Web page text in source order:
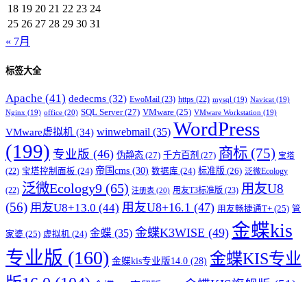
18 19 20 21 22 23 24
25 26 27 28 29 30 31
« 7月
标签大全
Apache (41) dedecms (32) EwoMail (23) https (22) mysql (19) Navicat (19)
Nginx (19) office (20) SQL Server(27) VMware (25) VMware Workstation (19)
VMware虚拟机 (34) winwebmail (35) WordPress
(199) 专业版 (46) 伪静态 (27) 千方百剂 (27) 商标 (75) 宝塔
(22) 宝塔控制面板 (24) 帝国cms (30) 数据库 (24) 标准版 (26) 泛微Ecology
(22) 泛微Ecology9 (65) 注册表 (20) 用友T3标准版 (23) 用友U8
(56) 用友U8+13.0 (44) 用友U8+16.1 (47) 用友畅捷通T+ (25) 管
家婆 (25) 虚拟机 (24) 金蝶 (35) 金蝶K3WISE (49) 金蝶kis
专业版 (160) 金蝶kis专业版14.0 (28) 金蝶KIS专业